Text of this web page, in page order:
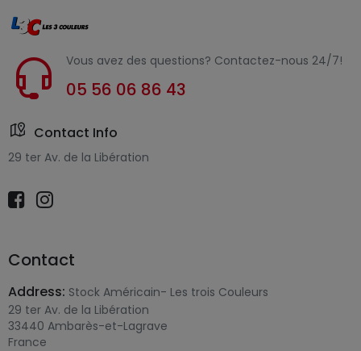
Vous avez des questions? Contactez-nous 24/7!
05 56 06 86 43
Contact Info
29 ter Av. de la Libération
Contact
Address: Stock Américain- Les trois Couleurs
29 ter Av. de la Libération
33440 Ambarès-et-Lagrave
France